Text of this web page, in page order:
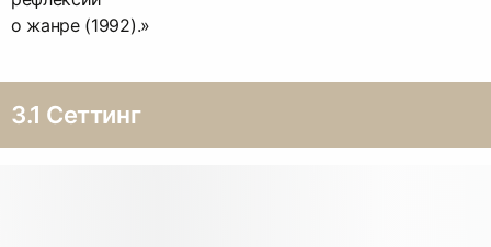
о жанре (1992).»
3.1 Сеттинг